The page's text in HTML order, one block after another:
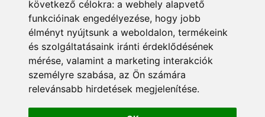
következő célokra: a webhely alapvető
funkcióinak engedélyezése, hogy jobb
élményt nyújtsunk a weboldalon, termékeink
és szolgáltatásaink iránti érdeklődésének
mérése, valamint a marketing interakciók
személyre szabása, az Ön számára
relevánsabb hirdetések megjelenítése.